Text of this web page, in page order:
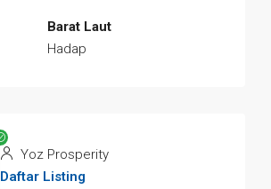
Barat Laut
Hadap
Yoz Prosperity
Daftar Listing